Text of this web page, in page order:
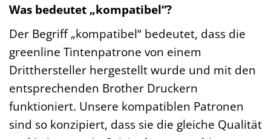
Was bedeutet „kompatibel“?
Der Begriff „kompatibel“ bedeutet, dass die
greenline Tintenpatrone von einem
Dritthersteller hergestellt wurde und mit den
entsprechenden Brother Druckern
funktioniert. Unsere kompatiblen Patronen
sind so konzipiert, dass sie die gleiche Qualität